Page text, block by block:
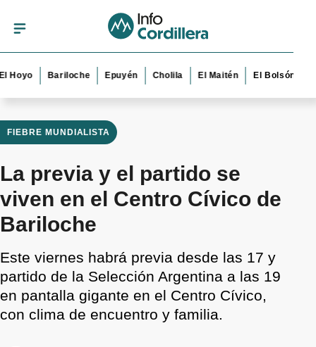
Bariloche Epuyén Cholila El Maitén El Bolsón Esquel
FIEBRE MUNDIALISTA
La previa y el partido se
viven en el Centro Cívico de
Bariloche
Este viernes habrá previa desde las 17 y
partido de la Selección Argentina a las 19
en pantalla gigante en el Centro Cívico,
con clima de encuentro y familia.